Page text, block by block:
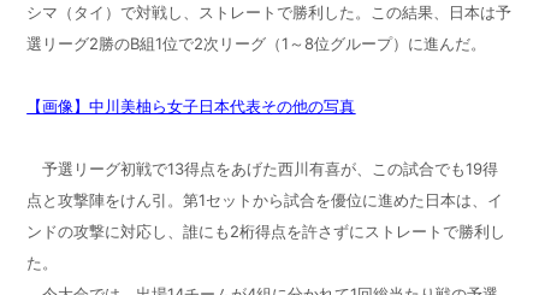
シマ（タイ）で対戦し、ストレートで勝利した。この結果、日本は予
選リーグ2勝のB組1位で2次リーグ（1～8位グループ）に進んだ。
【画像】中川美柚ら女子日本代表その他の写真
予選リーグ初戦で13得点をあげた西川有喜が、この試合でも19得
点と攻撃陣をけん引。第1セットから試合を優位に進めた日本は、イ
ンドの攻撃に対応し、誰にも2桁得点を許さずにストレートで勝利し
た。